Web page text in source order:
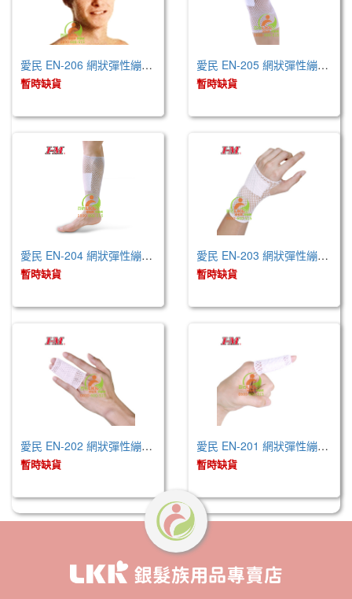
愛民 EN-206 網狀彈性繃帶-6號 (未滅菌 )
暫時缺貨
愛民 EN-205 網狀彈性繃帶-5號 (未滅菌 )
暫時缺貨
愛民 EN-204 網狀彈性繃帶-4號 (未滅菌)
暫時缺貨
愛民 EN-203 網狀彈性繃帶-3號 (未滅菌)
暫時缺貨
愛民 EN-202 網狀彈性繃帶-2號 (未滅菌)
暫時缺貨
愛民 EN-201 網狀彈性繃帶-1號 (未滅菌)
暫時缺貨